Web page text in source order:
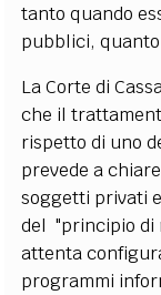
tanto quando
pubblici,
La Corte di
che il
rispetto di uno
prevede a
soggetti privati
del "principio di
attenta
programmi